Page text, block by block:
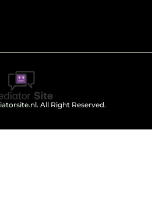
. All Right Reserved.